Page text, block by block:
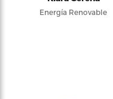
Energía Renovable